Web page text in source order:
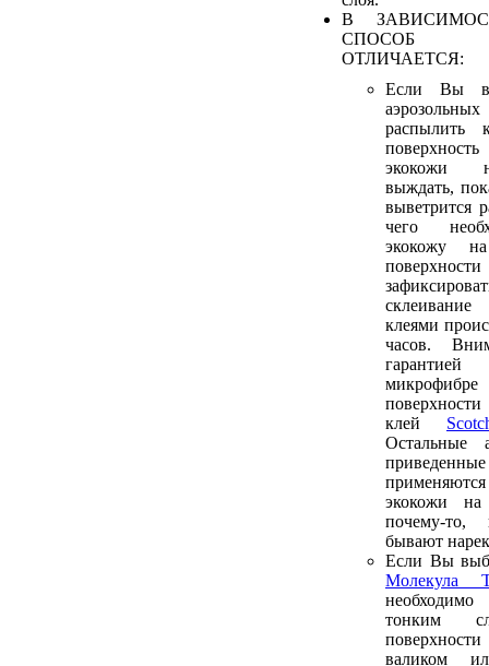
В
СПОСОБ
ОТЛИЧАЕТСЯ:
Если Вы
распылить
экокожи
выждать,
выветрится
чего
экокожу
клеями
часов.
клей
Остальные
экокожи
почему-
бывают
Если Вы
Молекула
тонким
валиком